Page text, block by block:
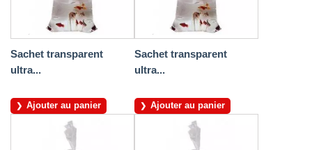
Sachet transparent
ultra...
Ajouter au panier
Sachet transparent
ultra...
Ajouter au panier